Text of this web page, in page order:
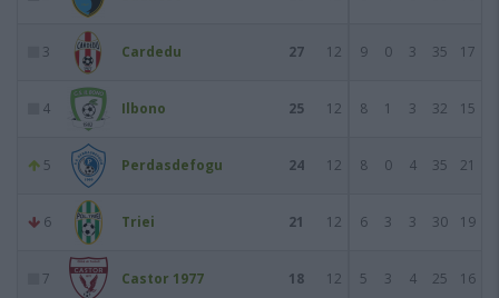
3 Cardedu 27 12 9 0 3 35 17
4 Ilbono 25 12 8 1 3 32 15
5 Perdasdefogu 24 12 8 0 4 35 21
6 Triei 21 12 6 3 3 30 19
7 Castor 1977 18 12 5 3 4 25 16